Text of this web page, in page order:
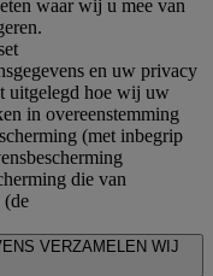
waar wij u mee van
en uw privacy
uitgelegd hoe wij uw
in overeenstemming
(met inbegrip
die van
(de
VERZAMELEN WIJ